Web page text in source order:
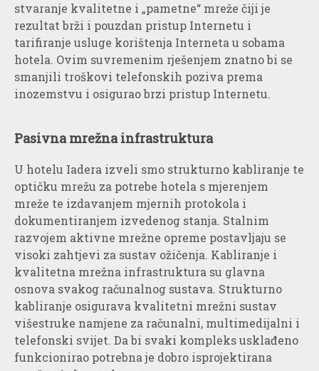
stvaranje kvalitetne i „pametne“ mreže čiji je
rezultat brži i pouzdan pristup Internetu i
tarifiranje usluge korištenja Interneta u sobama
hotela. Ovim suvremenim rješenjem znatno bi se
smanjili troškovi telefonskih poziva prema
inozemstvu i osigurao brzi pristup Internetu.
Pasivna mrežna infrastruktura
U hotelu Iadera izveli smo strukturno kabliranje te
optičku mrežu za potrebe hotela s mjerenjem
mreže te izdavanjem mjernih protokola i
dokumentiranjem izvedenog stanja. Stalnim
razvojem aktivne mrežne opreme postavljaju se
visoki zahtjevi za sustav ožičenja. Kabliranje i
kvalitetna mrežna infrastruktura su glavna
osnova svakog računalnog sustava. Strukturno
kabliranje osigurava kvalitetni mrežni sustav
višestruke namjene za računalni, multimedijalni i
telefonski svijet. Da bi svaki kompleks usklađeno
funkcionirao potrebna je dobro isprojektirana